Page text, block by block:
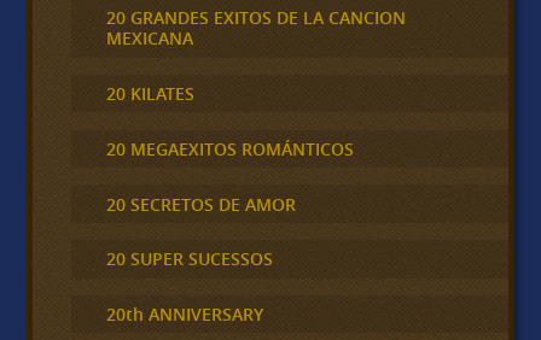
20 GRANDES EXITOS DE LA CANCION
MEXICANA
20 KILATES
20 MEGAEXITOS ROMÁNTICOS
20 SECRETOS DE AMOR
20 SUPER SUCESSOS
20th ANNIVERSARY